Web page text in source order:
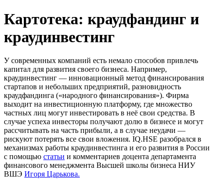
Картотека: краудфандинг и
краудинвестинг
У современных компаний есть немало способов привлечь
капитал для развития своего бизнеса. Например,
краудинвестинг — инновационный метод финансирования
стартапов и небольших предприятий, разновидность
краудфандинга («народного финансирования»). Фирма
выходит на инвестиционную платформу, где множество
частных лиц могут инвестировать в неё свои средства. В
случае успеха инвесторы получают долю в бизнесе и могут
рассчитывать на часть прибыли, а в случае неудачи —
рискуют потерять все свои вложения. IQ.HSE разобрался в
механизмах работы краудинвестинга и его развития в России
с помощью статьи и комментариев доцента департамента
финансового менеджмента Высшей школы бизнеса НИУ
ВШЭ Игоря Царькова.